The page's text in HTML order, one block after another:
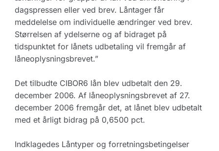
dagspressen eller ved brev. Låntager får
meddelelse om individuelle ændringer ved brev.
Størrelsen af ydelserne og af bidraget på
tidspunktet for lånets udbetaling vil fremgår af
låneoplysningsbrevet.”
Det tilbudte CIBOR6 lån blev udbetalt den 29.
december 2006. Af låneoplysningsbrevet af 27.
december 2006 fremgår det, at lånet blev udbetalt
med et årligt bidrag på 0,6500 pct.
Indklagedes Låntyper og forretningsbetingelser